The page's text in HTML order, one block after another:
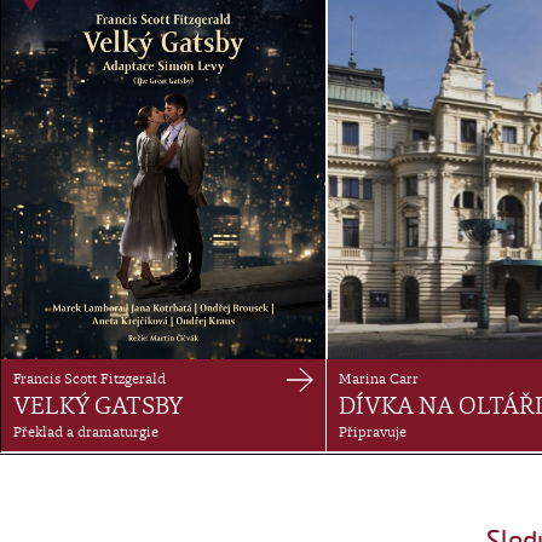
Francis Scott Fitzgerald
VELKÝ GATSBY
Překlad a dramaturgie
Marina Carr
DÍVKA NA OLTÁŘI
Připravuje